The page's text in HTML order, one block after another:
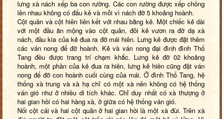
lưng xà nách xếp ba con rường. Các con rường được xếp chồng
lên nhau không có đấu kê và mỗi vì nách đỡ 5 khoảng hoành.
Cột quân và cột hiên liên kết với nhau bằng kẻ. Một chiếc kẻ dài
với một đầu ăn mộng vào cột quân, đôi kẻ vươn ra đỡ dạ xà
nách, đầu kia của kẻ đua ra đỡ mái hiên. Lưng kẻ được đặt thêm
các ván nong để đỡ hoành. Kẻ và ván nong đại đình đình Thổ
Tang đều được trang trí chạm khắc. Lưng kẻ đỡ 02 khoảng
hoành, một phần của kẻ đua ra hiên, lưng kẻ hiên cũng đặt ván
nong để đỡ con hoành cuối cùng của mái. Ở đình Thổ Tang, hệ
thống xà trung và xà hạ chỉ có một xà nên không có hệ thống
ván gió như ở nhiều di tích khác. Chỉ duy nhất có xà thượng ở
hai gian hồi có hai hàng xà, ở giữa có hệ thống ván gió.
Nối cột cái và hai cột quân ở hai gian hồi là một xà đùi. Trên xà